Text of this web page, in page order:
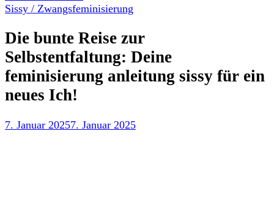
Sissy / Zwangsfeminisierung
Die bunte Reise zur
Selbstentfaltung: Deine
feminisierung anleitung sissy für ein
neues Ich!
7. Januar 20257. Januar 2025